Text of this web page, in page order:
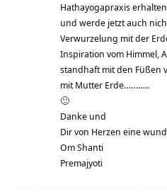
Hathayogapraxis erhalten
und werde jetzt auch
Verwurzelung mit der
Inspiration vom Himmel,
standhaft mit den Füßen
mit Mutter Erde………..
🙂
Danke und
Dir von Herzen eine
Om Shanti
Premajyoti